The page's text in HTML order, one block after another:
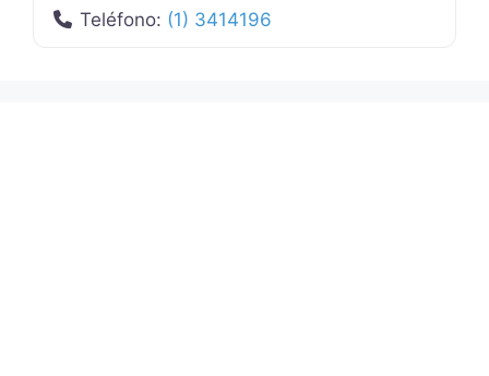
Teléfono: (1) 3414196